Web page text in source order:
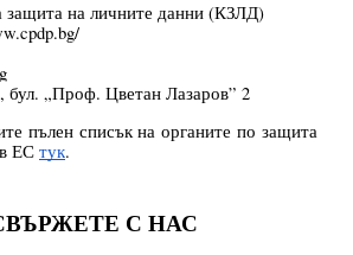
защита на личните данни (КЗЛД)
бул. „Проф. Цветан Лазаров” 2
пълен списък на органите по защита
ЕС тук.
С НАС